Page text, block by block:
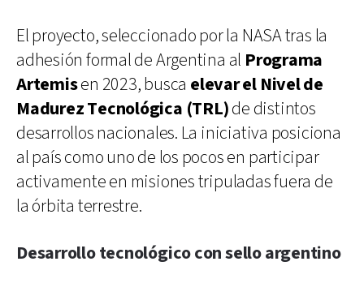
El proyecto, seleccionado por la NASA tras la
adhesión formal de Argentina al Programa
Artemisen 2023, busca elevar el Nivel de
Madurez Tecnológica (TRL)de distintos
desarrollos nacionales. La iniciativa posiciona
al país como uno de los pocos en participar
activamente en misiones tripuladas fuera de
la órbita terrestre.
Desarrollo tecnológico con sello argentino